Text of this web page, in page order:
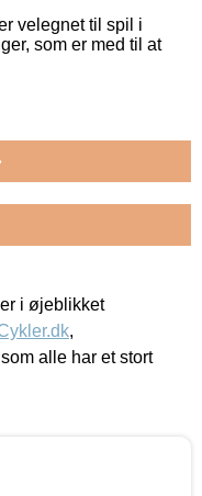
velegnet til spil i
som er med til at
i øjeblikket
,
som alle har et stort